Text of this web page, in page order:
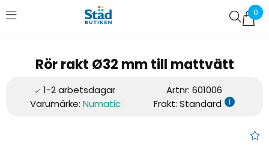
0
Favoriter (0)
Rör rakt Ø32 mm till mattvätt
Artnr: 601006
Varumärke: Numatic Frakt: Standard i
Rör rakt Ø32 mm till mattvätt